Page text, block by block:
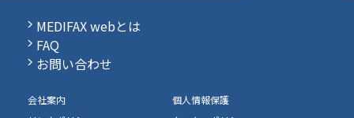
MEDIFAX webとは
FAQ
お問い合わせ
会社案内
個人情報保護